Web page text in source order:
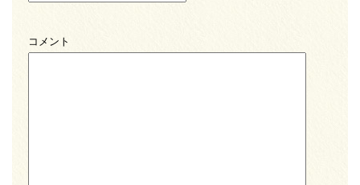
コメント